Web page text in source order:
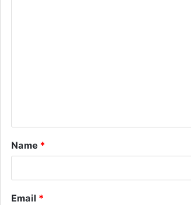
t
*
Name *
Email *